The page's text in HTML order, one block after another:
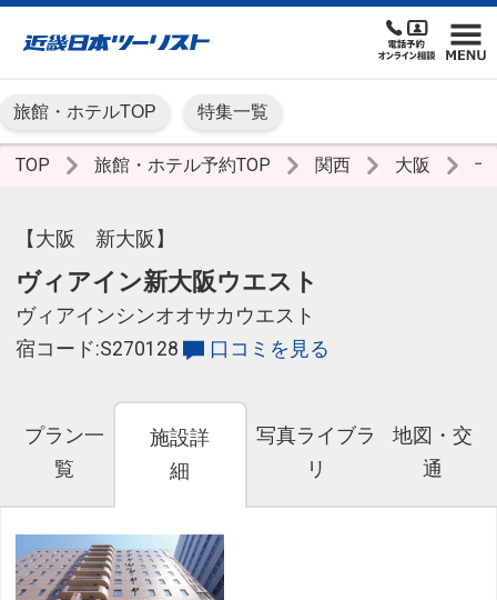
旅館・ホテルTOP 特集一覧
TOP 旅館・ホテル予約TOP 関西 大阪 十
【大阪 新大阪】
ヴィアイン新大阪ウエスト
ヴィアインシンオオサカウエスト
宿コード:S270128
口コミを見る
プラン一
覧
施設詳
細
写真ライブラ
リ
地図・交
通